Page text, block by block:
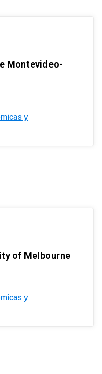
Montevideo-
y
of Melbourne
y